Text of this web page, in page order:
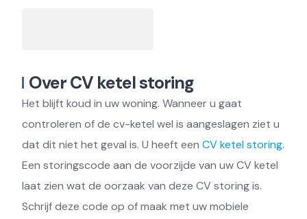
Over CV ketel storing
Het blijft koud in uw woning. Wanneer u gaat
controleren of de cv-ketel wel is aangeslagen ziet u
dat dit niet het geval is. U heeft een CV ketel storing.
Een storingscode aan de voorzijde van uw CV ketel
laat zien wat de oorzaak van deze CV storing is.
Schrijf deze code op of maak met uw mobiele